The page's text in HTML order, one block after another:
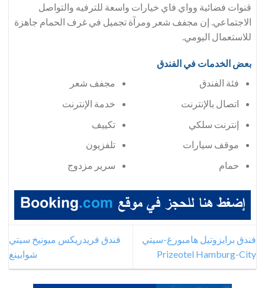
قنوات فضائية وواي فاي خيارات واسعة للترفيه والتواصل
الاجتماعي. إن مجفف شعر ومرآة تجميل في غرف الحمام جاهزة
للاستعمال اليومي.
بعض الخدمات في الفندق
فئة الفندق
اتصال بالإنترنت
إنترنت سلكي
موقف سيارات
حمام
مجفف شعر
خدمة الإنترنت
تكييف
تلفزيون
سرير مزدوج
فندق برايزوتيل هامبورغ-سيتي
Prizeotel Hamburg-City
فندق فريدريكس ميونيخ سيتي
شوابينغ